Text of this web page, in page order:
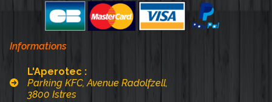
Informations
L'Aperotec :
Parking KFC, Avenue Radolfzell,
3800 Istres